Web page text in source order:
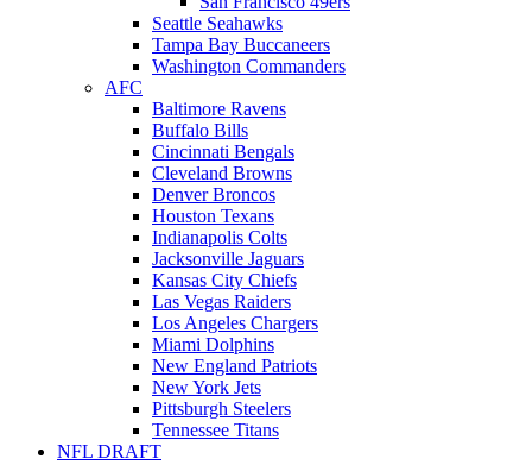
Seattle Seahawks
Tampa Bay Buccaneers
Washington Commanders
AFC
Baltimore Ravens
Buffalo Bills
Cincinnati Bengals
Cleveland Browns
Denver Broncos
Houston Texans
Indianapolis Colts
Jacksonville Jaguars
Kansas City Chiefs
Las Vegas Raiders
Los Angeles Chargers
Miami Dolphins
New England Patriots
New York Jets
Pittsburgh Steelers
Tennessee Titans
NFL DRAFT